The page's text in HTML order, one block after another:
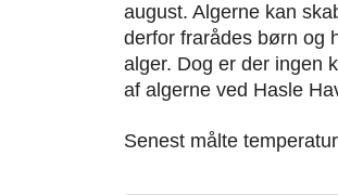
august. Algerne kan
derfor frarådes børn og
alger. Dog er der ingen
af algerne ved Hasle
Senest målte